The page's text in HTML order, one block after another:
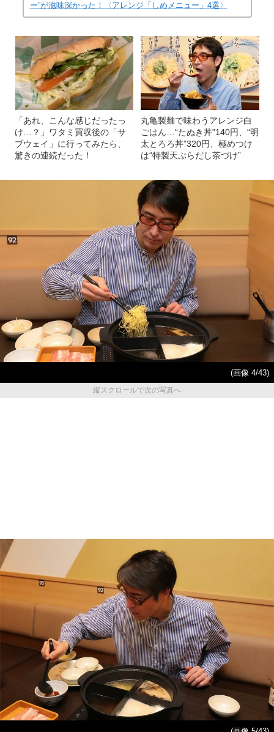
ー”が滋味深かった！〈アレンジ「しめメニュー」4選〉
「あれ、こんな感じだったっ
け…？」ワタミ買収後の「サ
ブウェイ」に行ってみたら、
驚きの連続だった！
丸亀製麺で味わうアレンジ白
ごはん…“たぬき丼”140円、“明
太とろろ丼”320円、極めつけ
は“特製天ぷらだし茶づけ”
(画像 4/43)
縦スクロールで次の写真へ